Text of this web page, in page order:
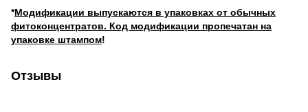
*Модификации выпускаются в упаковках от обычных
фитоконцентратов. Код модификации пропечатан на
упаковке штампом!
Отзывы